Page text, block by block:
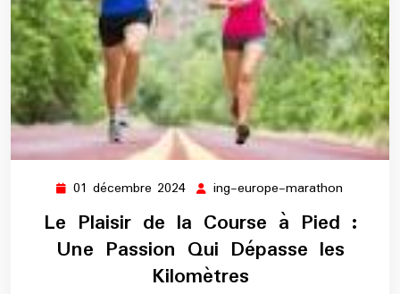
01 décembre 2024 01
décembre
2024
ing-europe-marathon
marathon
Le Plaisir de la Course à Pied :
Une Passion Qui Dépasse les
Kilomètres